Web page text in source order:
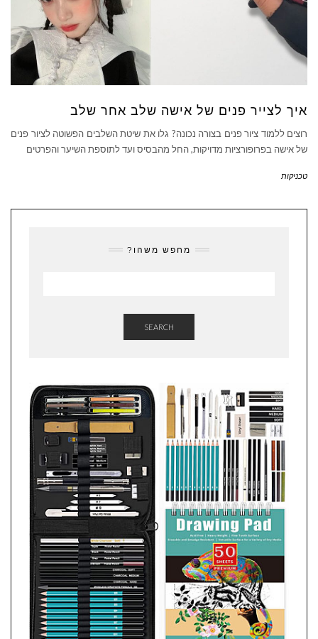
איך לצייר פנים של אישה שלב אחר שלב
רוצים ללמוד ציור פנים בצורה נכונה? גלו את שיטת השלבים הפשוטה לציור פנים
של אישה בפרופורציות מדויקות, החל מהבסיס ועד לתוספת השיער והפרטים
טכניקות
מחפש משהו?
SEARCH